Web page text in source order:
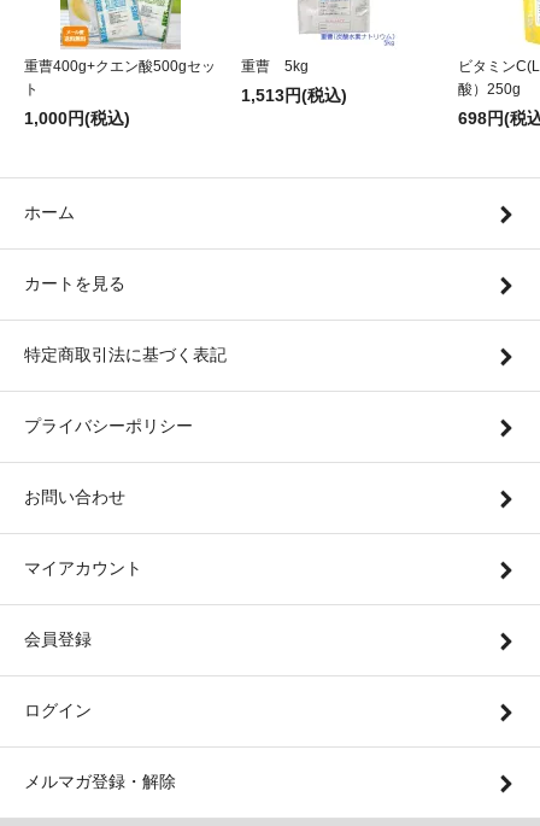
重曹400g+クエン酸500gセッ
ト
1,000円(税込)
重曹 5kg
1,513円(税込)
ビタミン
酸）250g
698円(税
ホーム
カートを見る
特定商取引法に基づく表記
プライバシーポリシー
お問い合わせ
マイアカウント
会員登録
ログイン
メルマガ登録・解除